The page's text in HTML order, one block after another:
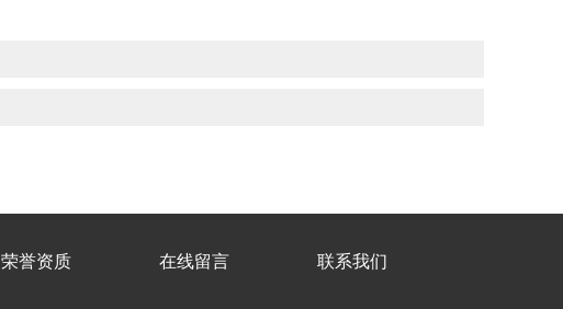
荣誉资质 在线留言 联系我们